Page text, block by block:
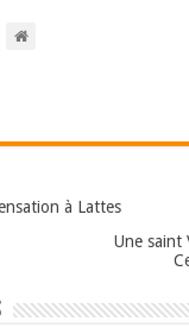
à Lattes
Une saint